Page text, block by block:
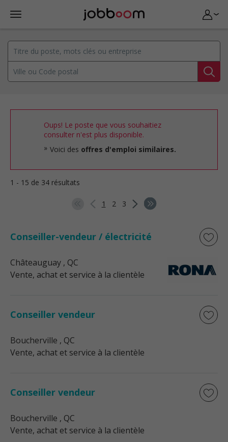
Oups! Le poste que vous souhaitiez
consulter n'est plus disponible.
Voici des offres d'emploi similaires.
1 - 15 de 34 résultats
1 2 3
Conseiller-vendeur / électricité
Châteauguay , QC
Vente, achat et service à la clientèle
Conseiller vendeur
Boucherville , QC
Vente, achat et service à la clientèle
Conseiller vendeur
Boucherville , QC
Vente, achat et service à la clientèle